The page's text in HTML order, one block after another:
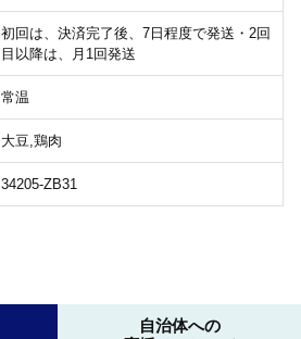
初回は、決済完了後、7日程度で発送・2回
目以降は、月1回発送
常温
大豆,鶏肉
34205-ZB31
自治体への